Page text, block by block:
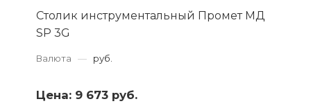
Столик инструментальный Промет МД
SP 3G
Валюта — руб.
Цена: 9 673 руб.